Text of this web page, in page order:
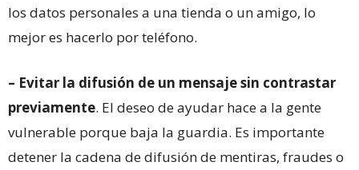
los datos personales a una tienda o un amigo, lo
mejor es hacerlo por teléfono.
– Evitar la difusión de un mensaje sin contrastar
previamente. El deseo de ayudar hace a la gente
vulnerable porque baja la guardia. Es importante
detener la cadena de difusión de mentiras, fraudes o